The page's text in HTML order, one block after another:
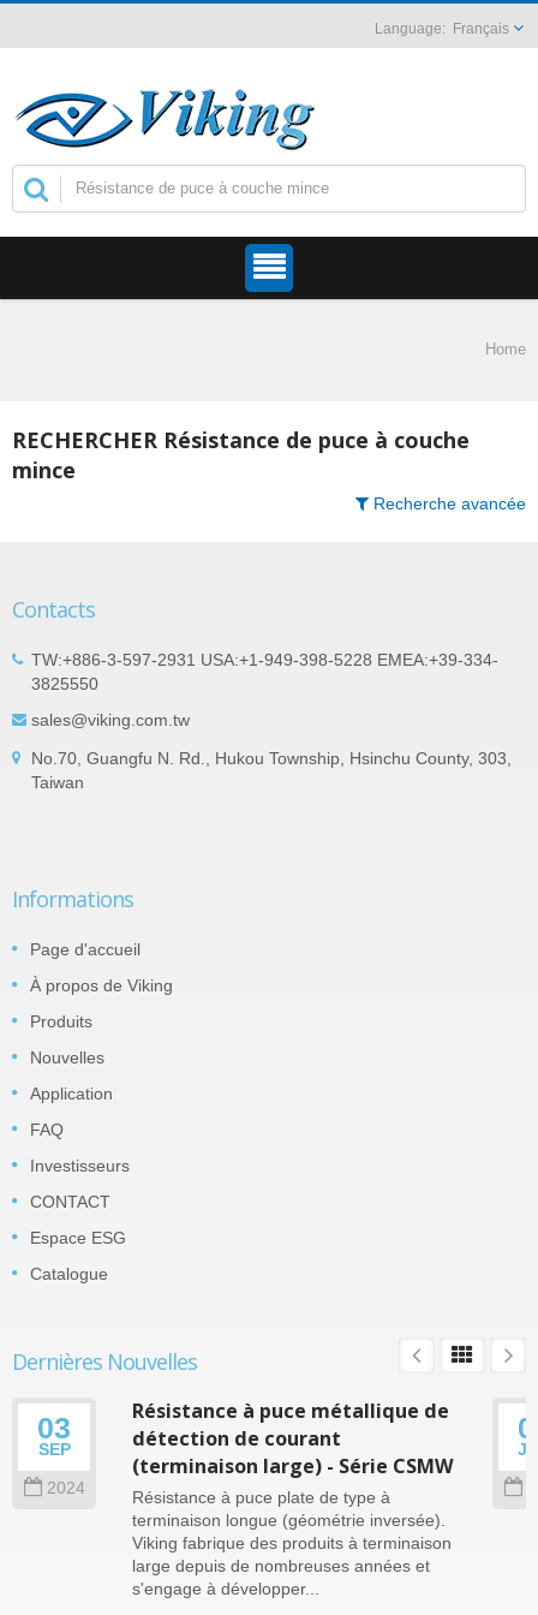
Français
Home
RECHERCHER Résistance de puce à couche
mince
Recherche avancée
Contacts
TW:+886-3-597-2931 USA:+1-949-398-5228 EMEA:+39-334-
3825550
sales@viking.com.tw
No.70, Guangfu N. Rd., Hukou Township, Hsinchu County, 303,
Taiwan
Informations
Page d'accueil
À propos de Viking
Produits
Nouvelles
Application
FAQ
Investisseurs
CONTACT
Espace ESG
Catalogue
Dernières Nouvelles
03
SEP
2024
Résistance à puce métallique de
détection de courant
(terminaison large) - Série CSMW
Résistance à puce plate de type à
terminaison longue (géométrie inversée).
Viking fabrique des produits à terminaison
large depuis de nombreuses années et
s'engage à développer...